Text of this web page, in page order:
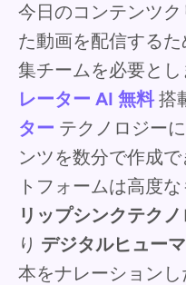
今日のコンテンツ
た動画を配信する
集チームを必要とし
レーター AI 無料搭
ター テクノロジー
ンツを数分で作成
トフォームは高度
リップシンクテク
り デジタルヒュー
本をナレーション